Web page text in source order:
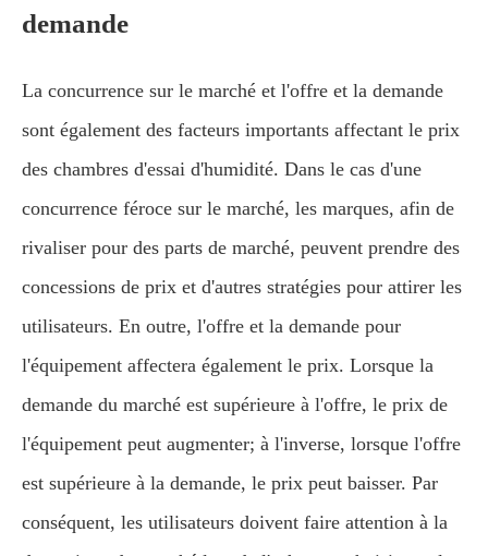
demande
La concurrence sur le marché et l'offre et la demande
sont également des facteurs importants affectant le prix
des chambres d'essai d'humidité. Dans le cas d'une
concurrence féroce sur le marché, les marques, afin de
rivaliser pour des parts de marché, peuvent prendre des
concessions de prix et d'autres stratégies pour attirer les
utilisateurs. En outre, l'offre et la demande pour
l'équipement affectera également le prix. Lorsque la
demande du marché est supérieure à l'offre, le prix de
l'équipement peut augmenter; à l'inverse, lorsque l'offre
est supérieure à la demande, le prix peut baisser. Par
conséquent, les utilisateurs doivent faire attention à la